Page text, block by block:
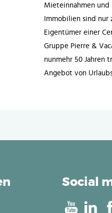
Mieteinnahmen
Immobilien sind
Eigentümer einer
Gruppe Pierre &
nunmehr 50 Jahren
Angebot von
Social